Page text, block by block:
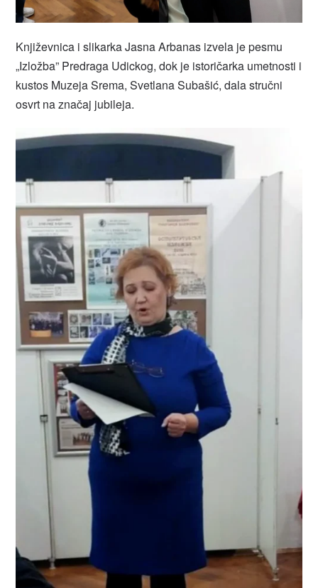
Književnica i slikarka Jasna Arbanas izvela je pesmu
„Izložba” Predraga Udickog, dok je istoričarka umetnosti i
kustos Muzeja Srema, Svetlana Subašić, dala stručni
osvrt na značaj jubileja.